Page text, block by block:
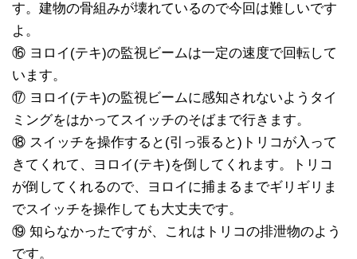
す。建物の骨組みが壊れているので今回は難しいです
よ。
⑯ ヨロイ(テキ)の監視ビームは一定の速度で回転して
います。
⑰ ヨロイ(テキ)の監視ビームに感知されないようタイ
ミングをはかってスイッチのそばまで行きます。
⑱ スイッチを操作すると(引っ張ると)トリコが入って
きてくれて、ヨロイ(テキ)を倒してくれます。トリコ
が倒してくれるので、ヨロイに捕まるまでギリギリま
でスイッチを操作しても大丈夫です。
⑲ 知らなかったですが、これはトリコの排泄物のよう
です。